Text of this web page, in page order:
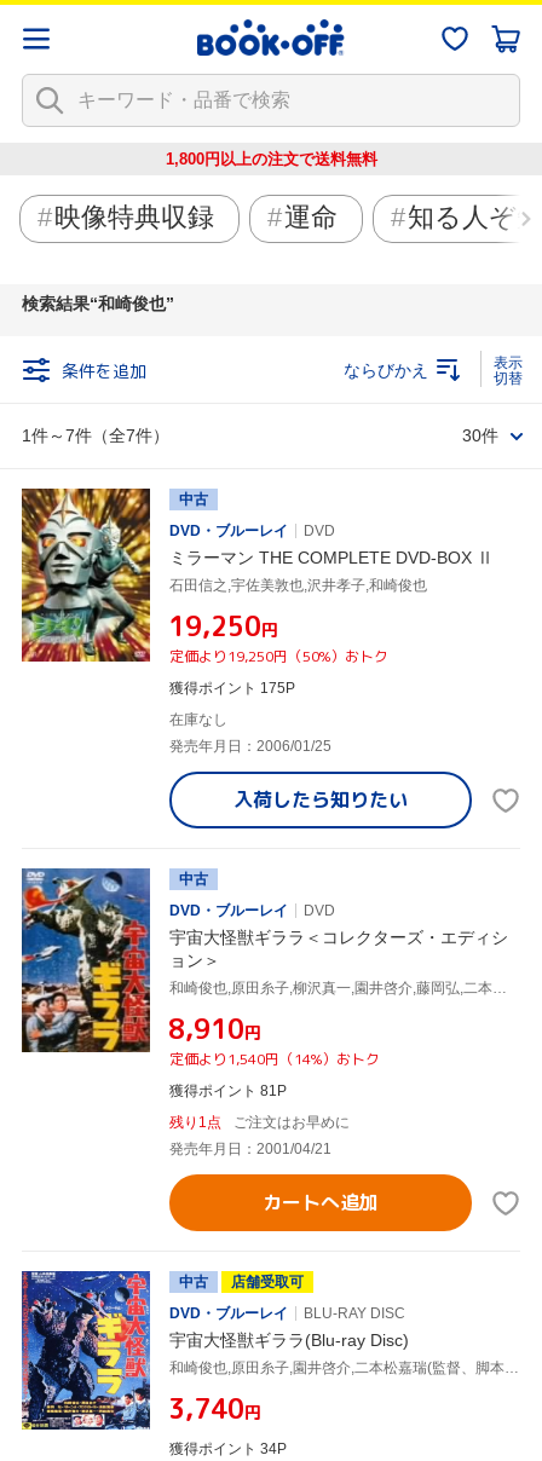
1,800円以上の注文で送料無料
映像特典収録 運命 知る人ぞ
検索結果 和崎俊也
条件を追加
1件～7件（全7件）
ならびかえ
30件
中古
DVD・ブルーレイ
DVD
ミラーマン THE COMPLETE DVD-BOX Ⅱ
石田信之,宇佐美敦也,沢井孝子,和崎俊也
¥19,250円
定価より19,250円（50%）おトク
獲得ポイント 175P
在庫なし
発売年月日：2006/01/25
入荷したら知りたい
中古
DVD・ブルーレイ
DVD
宇宙大怪獣ギララ＜コレクターズ・エディシ
ョン＞
和崎俊也,原田糸子,柳沢真一,園井啓介,藤岡弘,二本松嘉瑞,元持栄美,いずみたく
¥8,910円
定価より1,540円（14%）おトク
獲得ポイント 81P
残り1点
ご注文はお早めに
発売年月日：2001/04/21
カートへ追加
中古
店舗受取可
DVD・ブルーレイ
BLU-RAY DISC
宇宙大怪獣ギララ(Blu-ray Disc)
和崎俊也,原田糸子,園井啓介,二本松嘉瑞(監督、脚本),いずみたく(音楽)
¥3,740円
獲得ポイント 34P